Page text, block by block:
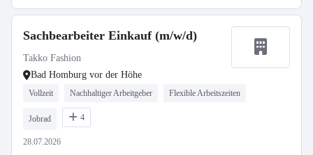
Sachbearbeiter Einkauf (m/w/d)
Takko Fashion
Bad Homburg vor der Höhe
Vollzeit Nachhaltiger Arbeitgeber Flexible Arbeitszeiten
Jobrad 4
28.07.2026